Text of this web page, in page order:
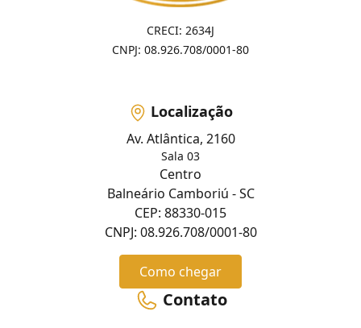
CRECI: 2634J
CNPJ: 08.926.708/0001-80
Localização
Av. Atlântica, 2160
Sala 03
Centro
Balneário Camboriú - SC
CEP: 88330-015
CNPJ: 08.926.708/0001-80
Como chegar
Contato